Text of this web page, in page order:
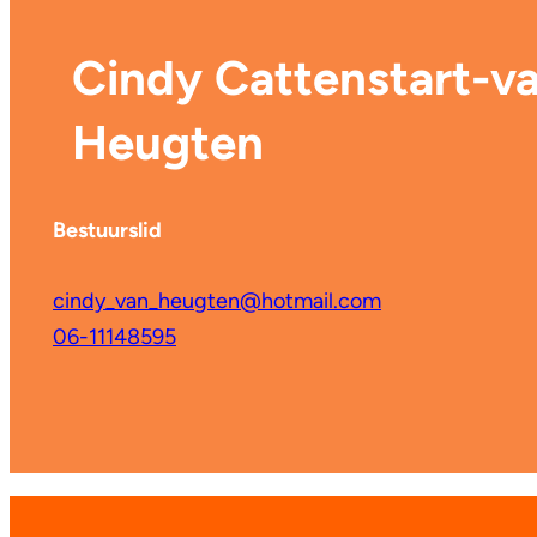
Cindy Cattenstart-
Heugten
Bestuurslid
cindy_van_heugten@hotmail.com
06-11148595